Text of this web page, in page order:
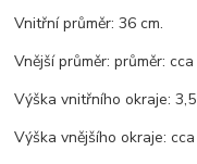
Vnitřní průměr: 36 cm.
Vnější průměr: průměr:
Výška vnitřního okraje: 3,5
Výška vnějšího okraje: cca